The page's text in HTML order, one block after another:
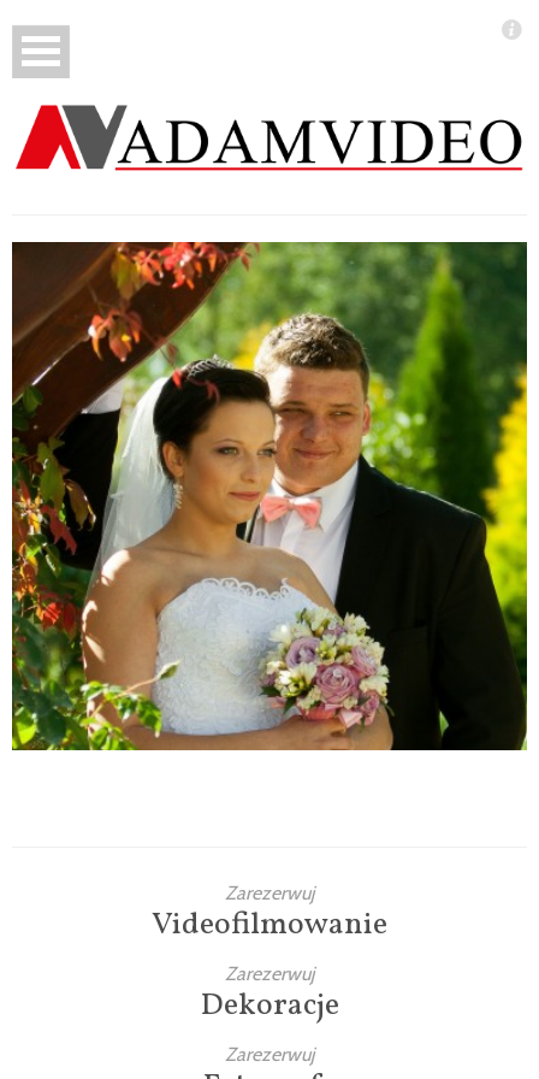
Wesela
Chrzty
Komunie
Wesela
Chrzty
Zarezerwuj
Videofilmowanie
Zarezerwuj
Dekoracje
Zarezerwuj